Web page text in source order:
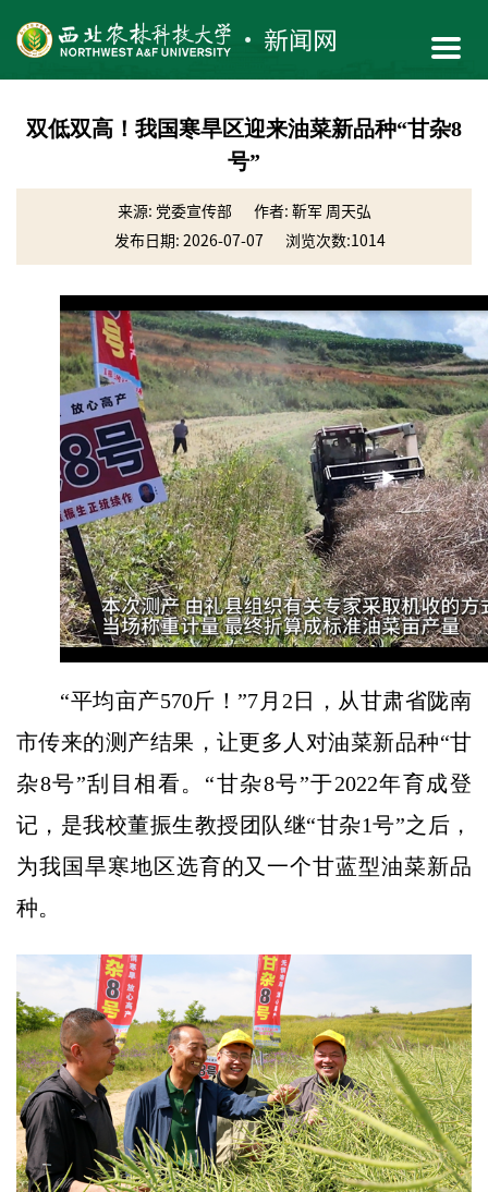
双低双高！我国寒旱区迎来油菜新品种“甘杂8
号”
来源: 党委宣传部
作者: 靳军 周天弘
发布日期: 2026-07-07
浏览次数:1014
Play
Video
“平均亩产570斤！”7月2日，从甘肃省陇南
市传来的测产结果，让更多人对油菜新品种“甘
杂8号”刮目相看。“甘杂8号”于2022年育成登
记，是我校董振生教授团队继“甘杂1号”之后，
为我国旱寒地区选育的又一个甘蓝型油菜新品
种。